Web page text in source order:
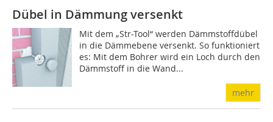
Dübel in Dämmung versenkt
Mit dem „Str-Tool“ werden Dämmstoff­dübel
in die Dämmebene versenkt. So funktioniert
es: Mit dem Bohrer wird ein Loch durch den
Dämmstoff in die Wand...
mehr